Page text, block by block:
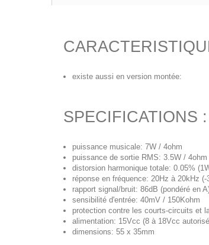
existe aussi en version montée:
SPECIFICATIONS :
puissance musicale: 7W / 4ohm
puissance de sortie RMS: 3.5W /
distorsion harmonique totale: 0.05%
réponse en fréquence: 20Hz à 20kHz (-
rapport signal/bruit: 86dB (pondéré en
sensibilité d'entrée: 40mV / 150Kohm
protection contre les courts-circuits et
alimentation: 15Vcc (8 à 18Vcc
dimensions: 55 x 35mm